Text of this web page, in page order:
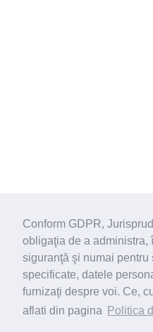
Conform GDPR,
obligaţia de a administra,
siguranţă şi numai pentru
specificate, datele
furnizaţi despre voi. Ce,
aflati din pagina
Politica